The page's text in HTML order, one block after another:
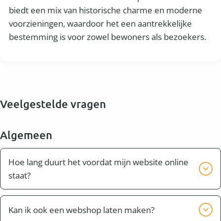
biedt een mix van historische charme en moderne
voorzieningen, waardoor het een aantrekkelijke
bestemming is voor zowel bewoners als bezoekers.
Veelgestelde vragen
Algemeen
Hoe lang duurt het voordat mijn website online
staat?
Bijna altijd kan je website of webshop binnen twee
weken compleet worden opgeleverd. Dit hangt er
Kan ik ook een webshop laten maken?